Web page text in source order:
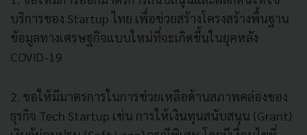
บริการของ Startup ไทย เพื่อช่วยสร้างโครงสร้างพื้นฐาน
ข้อมูลทางเศรษฐกิจแบบใหม่ที่จะเกิดขึ้นในยุคหลัง
COVID-19
2. ขอให้มีมาตรการในการช่วยเหลือด้านสภาพคล่องของ
ธุรกิจ Tech Startup เช่น การให้เงินทุนสนับสนุน (Grant)